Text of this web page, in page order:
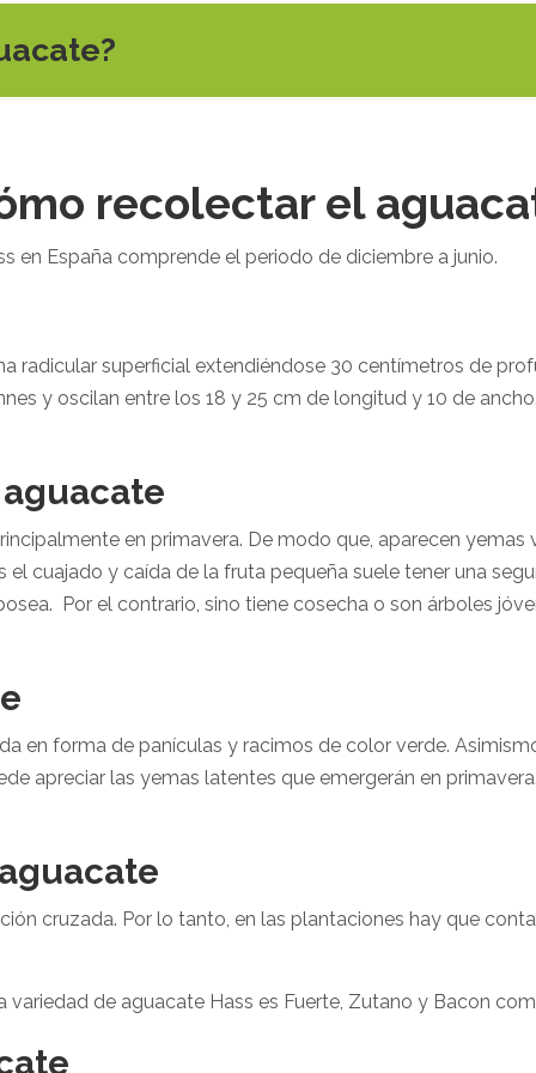
recolectar el
en España comprende el periodo de diciembre a junio.
radicular superficial extendiéndose 30 centímetros de
y oscilan entre los 18 y 25 cm de longitud y 10 de
en primavera. De modo que, aparecen
el cuajado y caída de la fruta pequeña suele tener una
Por el contrario, sino tiene cosecha o son árboles
en forma de panículas y racimos de color verde.
apreciar las yemas latentes que emergerán en
cruzada. Por lo tanto, en las plantaciones hay que
de aguacate Hass es Fuerte, Zutano y Bacon